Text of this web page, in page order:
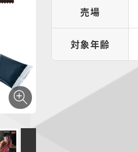
売場
対象年齢